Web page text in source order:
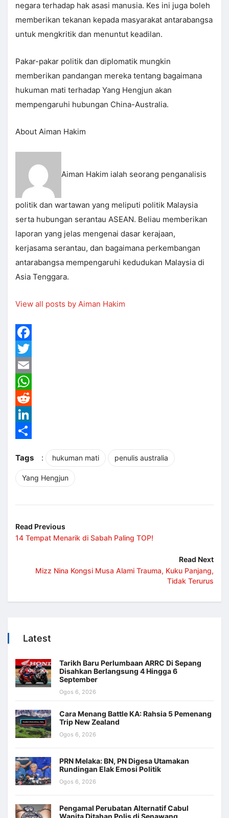
negara terhadap hak asasi manusia. Kes ini juga boleh
memberikan tekanan kepada masyarakat antarabangsa
untuk mengkritik dan menuntut keadilan.
Pakar-pakar politik dan diplomatik mungkin
memberikan pandangan mereka tentang bagaimana
hukuman mati terhadap Yang Hengjun akan
mempengaruhi hubungan China-Australia.
About Aiman Hakim
Aiman Hakim ialah seorang penganalisis
politik dan wartawan yang meliputi politik Malaysia
serta hubungan serantau ASEAN. Beliau memberikan
laporan yang jelas mengenai dasar kerajaan,
kerjasama serantau, dan bagaimana perkembangan
antarabangsa mempengaruhi kedudukan Malaysia di
Asia Tenggara.
View all posts by Aiman Hakim
Facebook
Twitter
Email
WhatsApp
Reddit
LinkedIn
Tags
: hukuman mati penulis australia
Yang Hengjun
Read Previous
14 Tempat Menarik di Sabah Paling TOP!
Read Next
Mizz Nina Kongsi Musa Alami Trauma, Kuku Panjang,
Tidak Terurus
Latest
Tarikh Baru Perlumbaan ARRC Di Sepang
Disahkan Berlangsung 4 Hingga 6
September
Ogos 6, 2026
Cara Menang Battle KA: Rahsia 5 Pemenang
Trip New Zealand
Ogos 6, 2026
PRN Melaka: BN, PN Digesa Utamakan
Rundingan Elak Emosi Politik
Ogos 6, 2026
Pengamal Perubatan Alternatif Cabul